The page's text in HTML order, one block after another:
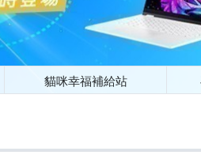
貓咪幸福補給站